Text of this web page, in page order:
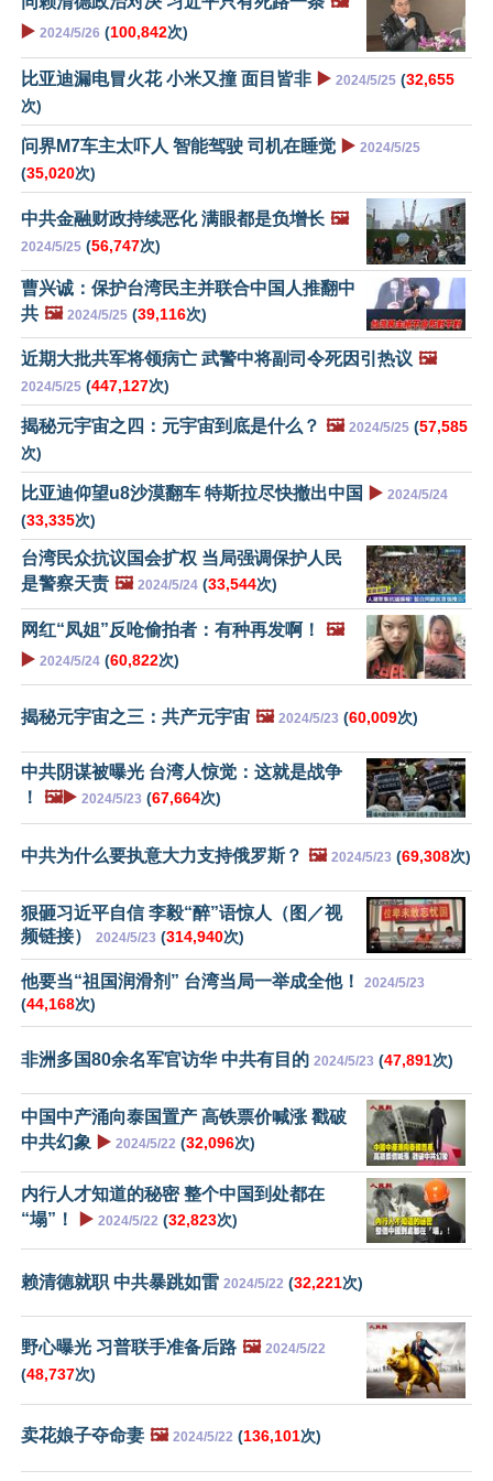
▶️ 2024/5/26 (100,842次)
比亚迪漏电冒火花 小米又撞 面目皆非 ▶️ 2024/5/25 (32,655
次)
问界M7车主太吓人 智能驾驶 司机在睡觉 ▶️ 2024/5/25
(35,020次)
中共金融财政持续恶化 满眼都是负增长 🖼️
2024/5/25 (56,747次)
曹兴诚：保护台湾民主并联合中国人推翻中
共 🖼️ 2024/5/25 (39,116次)
近期大批共军将领病亡 武警中将副司令死因引热议 🖼️
2024/5/25 (447,127次)
揭秘元宇宙之四：元宇宙到底是什么？ 🖼️ 2024/5/25 (57,585
次)
比亚迪仰望u8沙漠翻车 特斯拉尽快撤出中国 ▶️ 2024/5/24
(33,335次)
台湾民众抗议国会扩权 当局强调保护人民
是警察天责 🖼️ 2024/5/24 (33,544次)
网红“凤姐”反呛偷拍者：有种再发啊！
🖼️
▶️ 2024/5/24 (60,822次)
揭秘元宇宙之三：共产元宇宙 🖼️ 2024/5/23 (60,009次)
中共阴谋被曝光 台湾人惊觉：这就是战争
！
🖼️▶️ 2024/5/23 (67,664次)
中共为什么要执意大力支持俄罗斯？ 🖼️ 2024/5/23 (69,308次)
狠砸习近平自信 李毅“醉”语惊人（图／视
频链接）
2024/5/23 (314,940次)
他要当“祖国润滑剂” 台湾当局一举成全他！ 2024/5/23
(44,168次)
非洲多国80余名军官访华 中共有目的 2024/5/23 (47,891次)
中国中产涌向泰国置产 高铁票价喊涨 戳破
中共幻象 ▶️ 2024/5/22 (32,096次)
内行人才知道的秘密 整个中国到处都在
“塌”！
▶️ 2024/5/22 (32,823次)
赖清德就职 中共暴跳如雷 2024/5/22 (32,221次)
野心曝光 习普联手准备后路 🖼️ 2024/5/22
(48,737次)
卖花娘子夺命妻 🖼️ 2024/5/22 (136,101次)